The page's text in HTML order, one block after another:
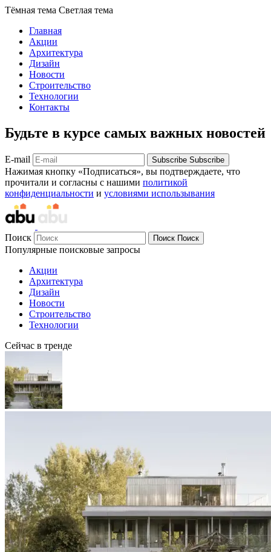
Тёмная тема Светлая тема
Главная
Акции
Архитектура
Дизайн
Новости
Строительство
Технологии
Контакты
Будьте в курсе самых важных новостей
E-mail Subscribe Subscribe
Нажимая кнопку «Подписаться», вы подтверждаете, что
прочитали и согласны с нашими политикой
конфиденциальности и условиями использывания
Поиск Поиск Поиск
Популярные поисковые запросы
Акции
Архитектура
Дизайн
Новости
Строительство
Технологии
Сейчас в тренде